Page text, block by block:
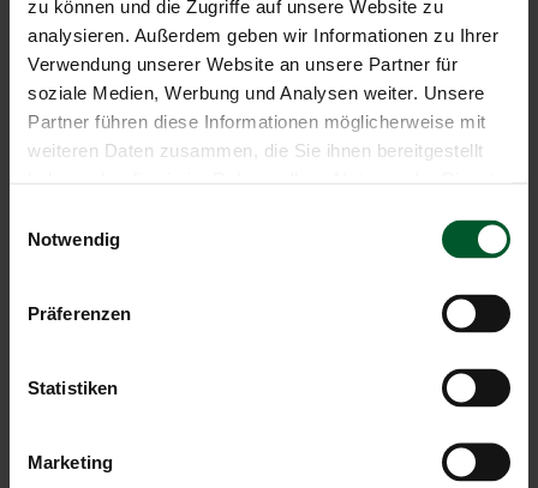
zu können und die Zugriffe auf unsere Website zu
analysieren. Außerdem geben wir Informationen zu Ihrer
Verwendung unserer Website an unsere Partner für
soziale Medien, Werbung und Analysen weiter. Unsere
Partner führen diese Informationen möglicherweise mit
weiteren Daten zusammen, die Sie ihnen bereitgestellt
Notwendig
Präferenzen
Statistiken
Marketing
"Guestpass" - unbegrenzte und kostenlose
Nutzung der gesamten öffentlichen Verkehrsmittel
in Südtirol
Zentrale Lage in unmittelbarer Nähe der
wichtigsten Hotspots: 6 km Pragser Wildsee, 12
km Hochplateau Plätzwiese, 8 km Toblach, 13 km
ZURÜCK ZUR ÜBERSICHT